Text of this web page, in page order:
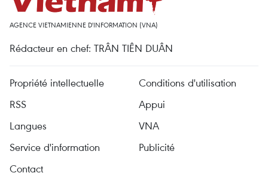
AGENCE VIETNAMIENNE D'INFORMATION (VNA)
Rédacteur en chef: TRÂN TIÊN DUÂN
Propriété intellectuelle
Conditions d'utilisation
RSS
Appui
Langues
VNA
Service d'information
Publicité
Contact